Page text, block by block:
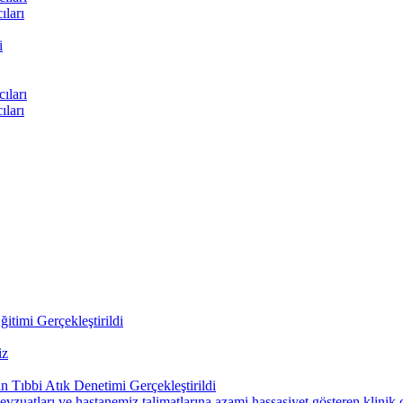
Gerçekleştirildi
Tıbbi Atık Denetimi Gerçekleştirildi